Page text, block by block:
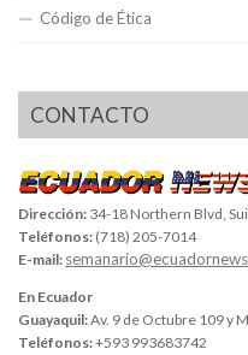
Código de Ética
CONTACTO
Dirección: 34-18 Northern Blvd,
Teléfonos: (718) 205-7014
E-mail:
En Ecuador
Guayaquil:Av. 9 de Octubre 109 y
Teléfonos:+593 993683742